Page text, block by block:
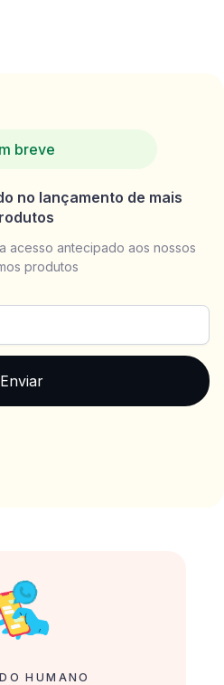
breve
no lançamento de mais
acesso antecipado aos nossos
produtos
HUMANO